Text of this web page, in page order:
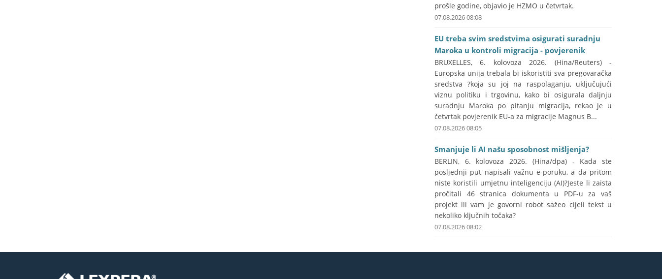
prošle godine, objavio je HZMO u četvrtak.
07.08.2026 08:08
EU treba svim sredstvima osigurati suradnju
Maroka u kontroli migracija - povjerenik
BRUXELLES, 6. kolovoza 2026. (Hina/Reuters) -
Europska unija trebala bi iskoristiti sva pregovaračka
sredstva ?koja su joj na raspolaganju, uključujući
viznu politiku i trgovinu, kako bi osigurala daljnju
suradnju Maroka po pitanju migracija, rekao je u
četvrtak povjerenik EU-a za migracije Magnus B...
07.08.2026 08:05
Smanjuje li AI našu sposobnost mišljenja?
BERLIN, 6. kolovoza 2026. (Hina/dpa) - Kada ste
posljednji put napisali važnu e-poruku, a da pritom
niste koristili umjetnu inteligenciju (AI)?Jeste li zaista
pročitali 46 stranica dokumenta u PDF-u za vaš
projekt ili vam je govorni robot sažeo cijeli tekst u
nekoliko ključnih točaka?
07.08.2026 08:02